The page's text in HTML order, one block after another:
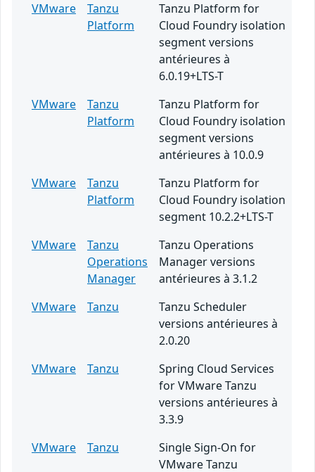
VMware
Tanzu
Platform
Tanzu Platform for
Cloud Foundry isolation
segment versions
antérieures à
6.0.19+LTS-T
VMware
Tanzu
Platform
Tanzu Platform for
Cloud Foundry isolation
segment versions
antérieures à 10.0.9
VMware
Tanzu
Platform
Tanzu Platform for
Cloud Foundry isolation
segment 10.2.2+LTS-T
VMware
Tanzu
Operations
Manager
Tanzu Operations
Manager versions
antérieures à 3.1.2
VMware
Tanzu
Tanzu Scheduler
versions antérieures à
2.0.20
VMware
Tanzu
Spring Cloud Services
for VMware Tanzu
versions antérieures à
3.3.9
VMware
Tanzu
Single Sign-On for
VMware Tanzu